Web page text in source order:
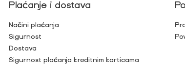
Plaćanje i dostava
Načini plaćanja
Sigurnost
Dostava
Sigurnost plaćanja kreditnim karticama